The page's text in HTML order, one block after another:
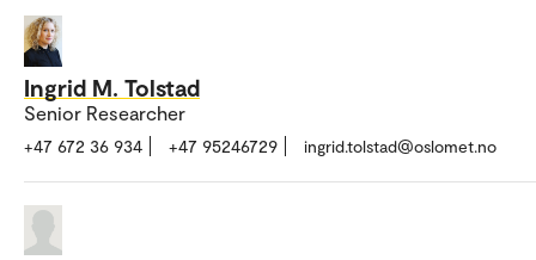
Ingrid M. Tolstad
Senior Researcher
+47 672 36 934 +47 95246729 ingrid.tolstad@oslomet.no